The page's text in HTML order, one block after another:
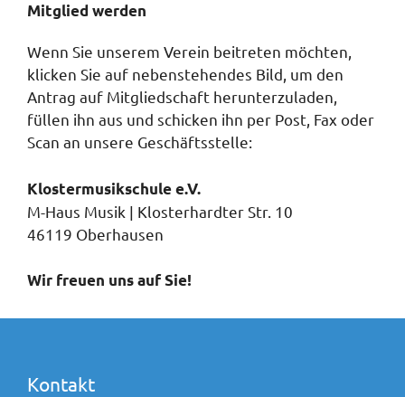
Mitglied werden
Wenn Sie unserem Verein beitreten möchten,
klicken Sie auf nebenstehendes Bild, um den
Antrag auf Mitgliedschaft herunterzuladen,
füllen ihn aus und schicken ihn per Post, Fax oder
Scan an unsere Geschäftsstelle:
Klostermusikschule e.V.
M-Haus Musik | Klosterhardter Str. 10
46119 Oberhausen
Wir freuen uns auf Sie!
Kontakt